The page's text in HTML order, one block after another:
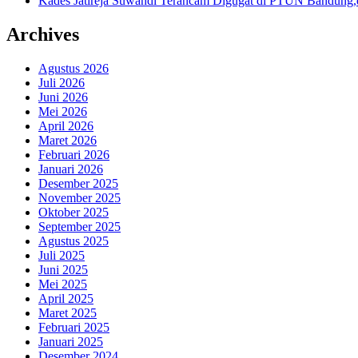
Archives
Agustus 2026
Juli 2026
Juni 2026
Mei 2026
April 2026
Maret 2026
Februari 2026
Januari 2026
Desember 2025
November 2025
Oktober 2025
September 2025
Agustus 2025
Juli 2025
Juni 2025
Mei 2025
April 2025
Maret 2025
Februari 2025
Januari 2025